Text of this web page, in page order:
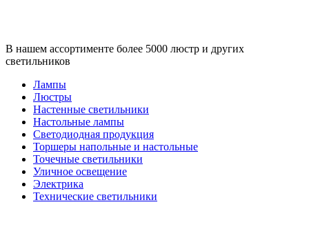
В нашем ассортименте более 5000 люстр и других
светильников
Лампы
Люстры
Настенные светильники
Настольные лампы
Светодиодная продукция
Торшеры напольные и настольные
Точечные светильники
Уличное освещение
Электрика
Технические светильники